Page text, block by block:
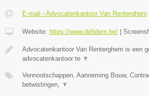
E-mail › Advocatenkantoor Van Renterghem
Website: https://www.defidem.be/
Advocatenkantoor Van Renterghem is een
advocatenkantoor te ▼
Vennootschappen, Aanneming Bouw,
betwistingen,
▼